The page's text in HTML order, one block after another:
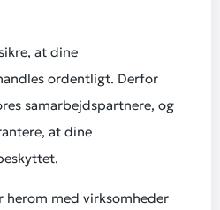
at dine
ordentligt. Derfor
samarbejdspartnere, og
at dine
med virksomheder